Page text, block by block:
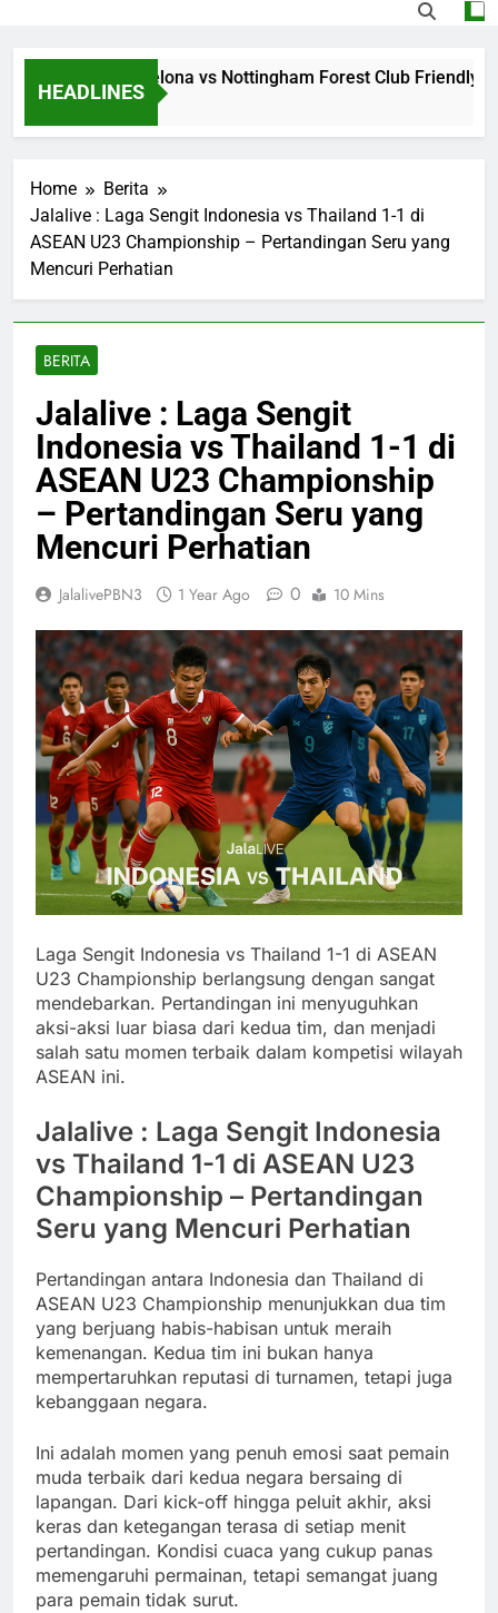
HEADLINES
Jalalive Barcelona vs Nottingham Forest Club Friendly
Home
Berita
Jalalive : Laga Sengit Indonesia vs Thailand 1-1 di
ASEAN U23 Championship – Pertandingan Seru yang
Mencuri Perhatian
BERITA
Jalalive : Laga Sengit
Indonesia vs Thailand 1-1 di
ASEAN U23 Championship
– Pertandingan Seru yang
Mencuri Perhatian
JalalivePBN3 1 Year Ago 0 10 Mins
Laga Sengit Indonesia vs Thailand 1-1 di ASEAN
U23 Championship berlangsung dengan sangat
mendebarkan. Pertandingan ini menyuguhkan
aksi-aksi luar biasa dari kedua tim, dan menjadi
salah satu momen terbaik dalam kompetisi wilayah
ASEAN ini.
Jalalive : Laga Sengit Indonesia
vs Thailand 1-1 di ASEAN U23
Championship – Pertandingan
Seru yang Mencuri Perhatian
Pertandingan antara Indonesia dan Thailand di
ASEAN U23 Championship menunjukkan dua tim
yang berjuang habis-habisan untuk meraih
kemenangan. Kedua tim ini bukan hanya
mempertaruhkan reputasi di turnamen, tetapi juga
kebanggaan negara.
Ini adalah momen yang penuh emosi saat pemain
muda terbaik dari kedua negara bersaing di
lapangan. Dari kick-off hingga peluit akhir, aksi
keras dan ketegangan terasa di setiap menit
pertandingan. Kondisi cuaca yang cukup panas
memengaruhi permainan, tetapi semangat juang
para pemain tidak surut.